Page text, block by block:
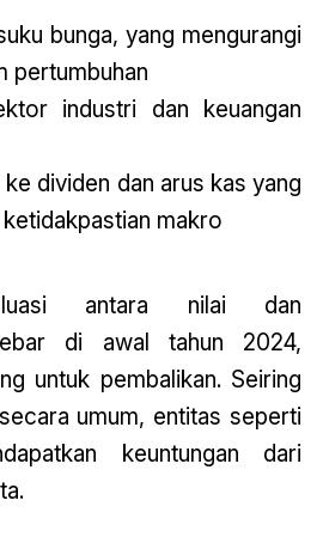
bunga, yang mengurangi
pertumbuhan
industri dan keuangan
dividen dan arus kas yang
makro
antara nilai dan
di awal tahun 2024,
untuk pembalikan. Seiring
umum, entitas seperti
keuntungan dari